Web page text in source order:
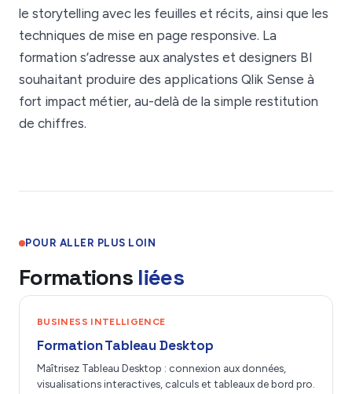
le storytelling avec les feuilles et récits, ainsi que les
techniques de mise en page responsive. La
formation s’adresse aux analystes et designers BI
souhaitant produire des applications Qlik Sense à
fort impact métier, au-delà de la simple restitution
de chiffres.
POUR ALLER PLUS LOIN
Formations liées
BUSINESS INTELLIGENCE
Formation Tableau Desktop
Maîtrisez Tableau Desktop : connexion aux données,
visualisations interactives, calculs et tableaux de bord pro.